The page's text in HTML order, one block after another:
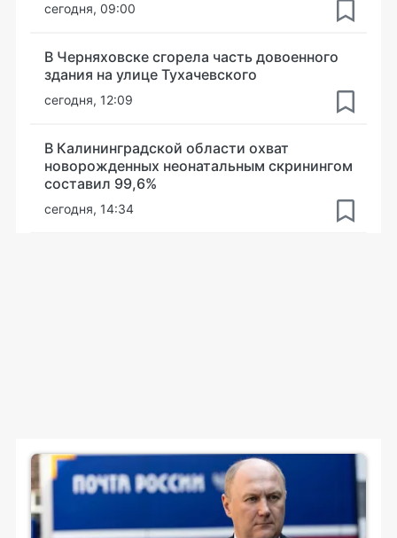
сегодня, 09:00
В Черняховске сгорела часть довоенного
здания на улице Тухачевского
сегодня, 12:09
В Калининградской области охват
новорожденных неонатальным скринингом
составил 99,6%
сегодня, 14:34